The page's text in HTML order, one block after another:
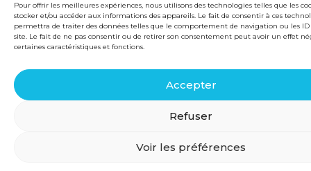
Pour offrir les meilleures expériences, nous utilisons des technologies telles que les
stocker et/ou accéder aux informations des appareils. Le fait de consentir à ces
permettra de traiter des données telles que le comportement de navigation ou les ID
site. Le fait de ne pas consentir ou de retirer son consentement peut avoir un effet
certaines caractéristiques et fonctions.
Accepter
Refuser
Voir les préférences